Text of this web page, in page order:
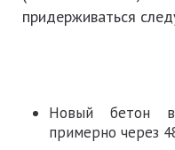
придерживаться
Новый бетон
примерно через